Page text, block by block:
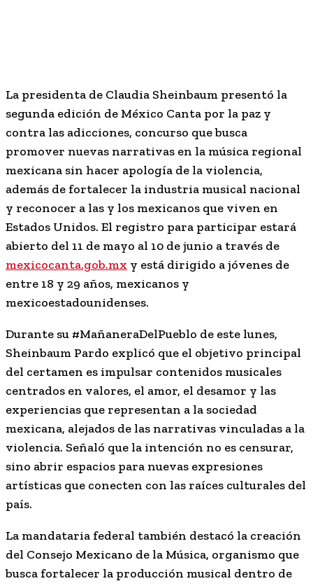
La presidenta de Claudia Sheinbaum presentó la
segunda edición de México Canta por la paz y
contra las adicciones, concurso que busca
promover nuevas narrativas en la música regional
mexicana sin hacer apología de la violencia,
además de fortalecer la industria musical nacional
y reconocer a las y los mexicanos que viven en
Estados Unidos. El registro para participar estará
abierto del 11 de mayo al 10 de junio a través de
mexicocanta.gob.mx y está dirigido a jóvenes de
entre 18 y 29 años, mexicanos y
mexicoestadounidenses.
Durante su #MañaneraDelPueblo de este lunes,
Sheinbaum Pardo explicó que el objetivo principal
del certamen es impulsar contenidos musicales
centrados en valores, el amor, el desamor y las
experiencias que representan a la sociedad
mexicana, alejados de las narrativas vinculadas a la
violencia. Señaló que la intención no es censurar,
sino abrir espacios para nuevas expresiones
artísticas que conecten con las raíces culturales del
país.
La mandataria federal también destacó la creación
del Consejo Mexicano de la Música, organismo que
busca fortalecer la producción musical dentro de